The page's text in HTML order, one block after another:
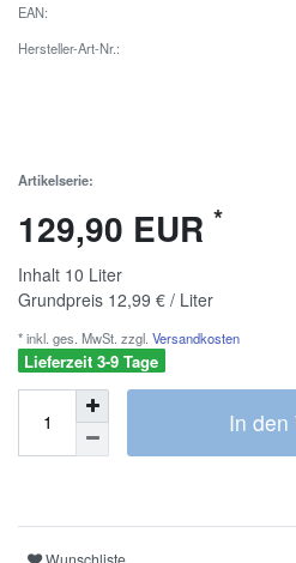
EAN:
Hersteller-Art-Nr.:
Artikelserie:
129,90 EUR *
Inhalt 10 Liter
Grundpreis 12,99 € / Liter
* inkl. ges. MwSt. zzgl. Versandkosten
Lieferzeit 3-9 Tage
In den